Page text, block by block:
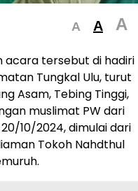
A A A
acara tersebut di hadiri
Tungkal Ulu, turut
Asam, Tebing Tinggi,
muslimat PW dari
10/2024, dimulai dari
Tokoh Nahdthul